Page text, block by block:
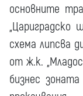
основните
схема липсва
от ж.к.
бизнес